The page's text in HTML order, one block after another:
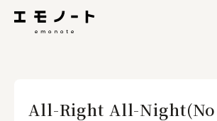
All-Right All-Night(No